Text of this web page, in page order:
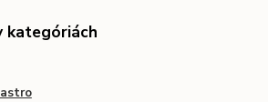
kategóriách